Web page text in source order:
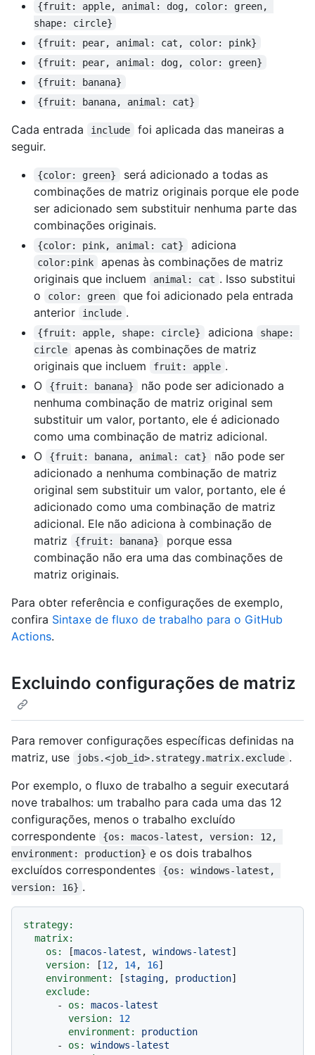
{fruit: apple, animal: dog, color: green,
shape: circle}
{fruit: pear, animal: cat, color: pink}
{fruit: pear, animal: dog, color: green}
{fruit: banana}
{fruit: banana, animal: cat}
Cada entrada include
foi aplicada das maneiras a
seguir.
{color: green}
será adicionado a todas as
combinações de matriz originais porque ele pode
ser adicionado sem substituir nenhuma parte das
combinações originais.
{color: pink, animal: cat} adiciona
color:pink
apenas às combinações de matriz
originais que incluem
animal: cat . Isso substitui
o
color: green
que foi adicionado pela entrada
anterior
include .
{fruit: apple, shape: circle} adiciona
shape:
circle
apenas às combinações de matriz
originais que incluem
fruit: apple .
O
{fruit: banana}
não pode ser adicionado a
nenhuma combinação de matriz original sem
substituir um valor, portanto, ele é adicionado
como uma combinação de matriz adicional.
O
{fruit: banana, animal: cat}
não pode ser
adicionado a nenhuma combinação de matriz
original sem substituir um valor, portanto, ele é
adicionado como uma combinação de matriz
adicional. Ele não adiciona à combinação de
matriz
{fruit: banana}
porque essa
combinação não era uma das combinações de
matriz originais.
Para obter referência e configurações de exemplo,
confira Sintaxe de fluxo de trabalho para o GitHub
Actions.
Excluindo configurações de matriz
Para remover configurações específicas definidas na
matriz, use
jobs.<job_id>.strategy.matrix.exclude .
Por exemplo, o fluxo de trabalho a seguir executará
nove trabalhos: um trabalho para cada uma das 12
configurações, menos o trabalho excluído
correspondente
{os: macos-latest, version: 12,
environment: production} e os dois trabalhos
excluídos correspondentes
{os: windows-latest,
version: 16} .
strategy:
matrix:
os:
[macos-latest , windows-latest]
version:
[12, 14, 16]
environment:
[staging, production]
exclude:
-
os:
macos-latest
version:
12
environment:
production
-
os:
windows-latest